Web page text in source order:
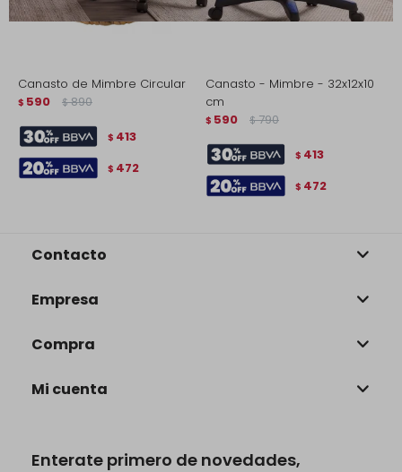
Canasto de Mimbre Circular
$ 590 $ 890
$ 413
$ 472
Canasto - Mimbre - 32x12x10
cm
$ 590 $ 790
$ 413
$ 472
Enterate primero de novedades,
Contacto
Empresa
Compra
Mi cuenta